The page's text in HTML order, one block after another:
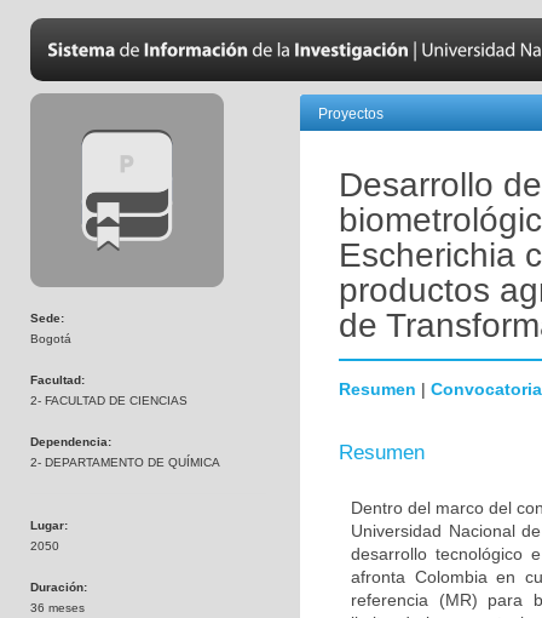
Sede:
Bogotá
Facultad:
2- FACULTAD DE CIENCIAS
Dependencia:
2- DEPARTAMENTO DE QUÍMICA
Lugar:
2050
Duración:
36 meses
Proyectos
Desarrollo
Escherichia
productos
de
Resumen | Convocatoria
Resumen
Dentro del marco del
Universidad Nacional
desarrollo tecnológico
afronta Colombia en
referencia (MR) para